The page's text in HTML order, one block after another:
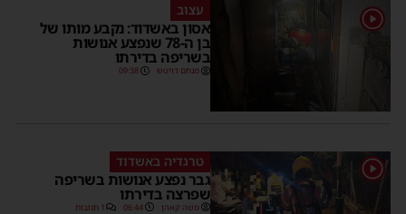
1 עצוב
אסון באשדוד: נקבע מותו של
בן ה-78 שנפצע אנושות
בשריפה בדירתו
מנחם דויטש 09:38
1 טרגדיה באשדוד
גבר נפצע אנושות בשריפה
שפרצה בדירתו
משה קאהן 06:44 1 תגובות